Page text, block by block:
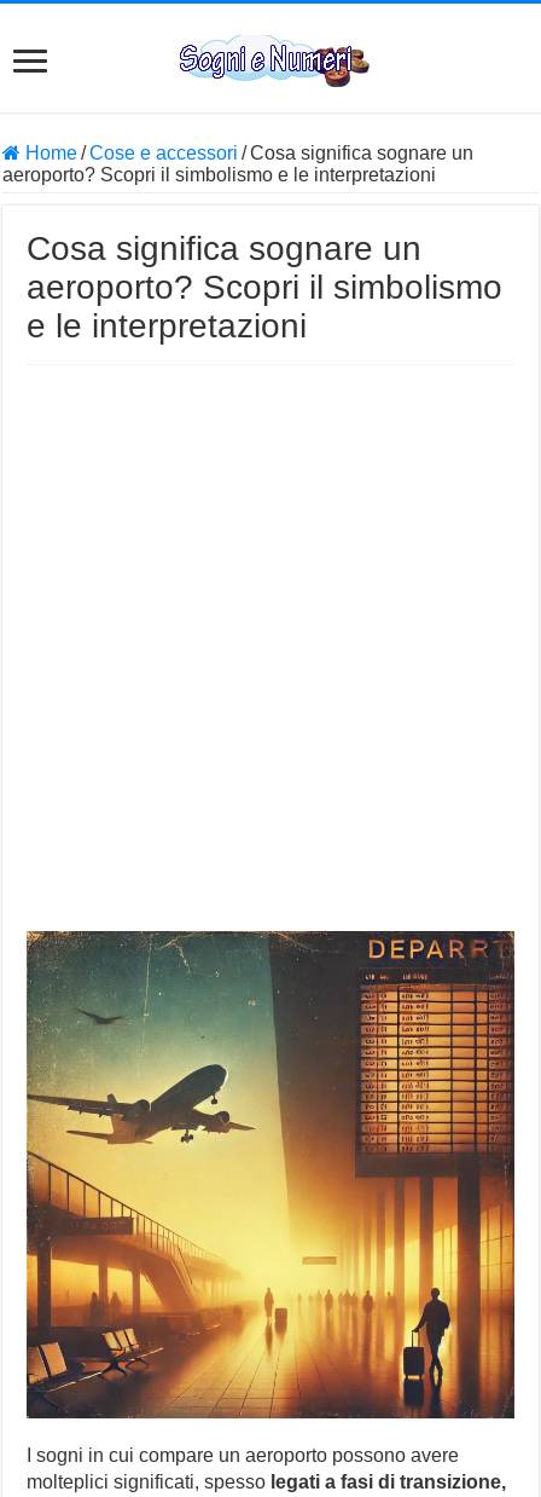
Home/Cose e accessori /Cosa significa sognare un
aeroporto? Scopri il simbolismo e le interpretazioni
Cosa significa sognare un
aeroporto? Scopri il simbolismo
e le interpretazioni
I sogni in cui compare un aeroporto possono avere
molteplici significati, spesso legati a fasi di transizione,